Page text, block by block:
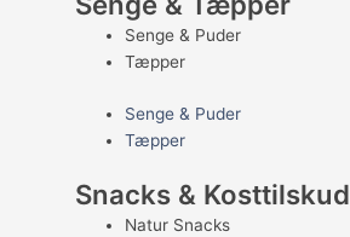
Senge & Puder
Tæpper
Senge & Puder
Tæpper
Snacks & Kosttilskud
Natur Snacks